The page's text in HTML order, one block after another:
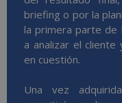
briefing o por la
la primera parte de
a analizar el
en cuestión.
Una vez